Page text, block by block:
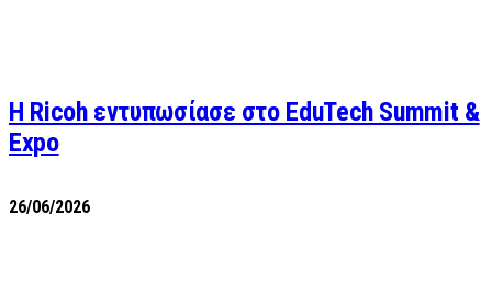
Η Ricoh εντυπωσίασε στο EduTech Summit &
Expo
26/06/2026